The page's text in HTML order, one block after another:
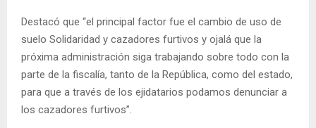
Destacó que “el principal factor fue el cambio de uso de
suelo Solidaridad y cazadores furtivos y ojalá que la
próxima administración siga trabajando sobre todo con la
parte de la fiscalía, tanto de la República, como del estado,
para que a través de los ejidatarios podamos denunciar a
los cazadores furtivos”.